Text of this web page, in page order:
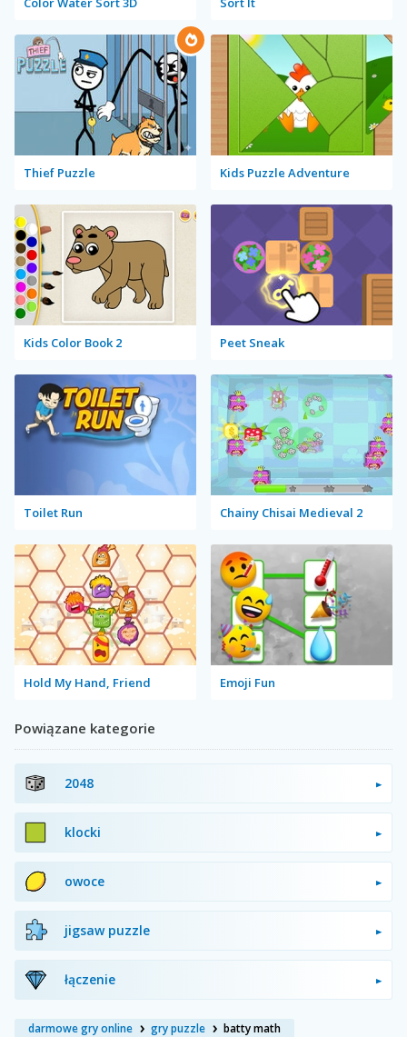
Thief Puzzle Kids Puzzle Adventure
Kids Color Book 2 Peet Sneak
Toilet Run Chainy Chisai Medieval 2
Hold My Hand, Friend Emoji Fun
Powiązane kategorie
2048
klocki
owoce
jigsaw puzzle
łączenie
darmowe gry online gry puzzle batty math